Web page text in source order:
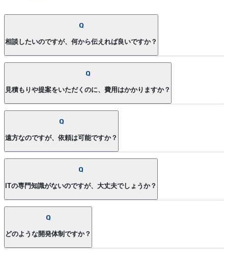
Q
相談したいのですが、何から伝えれば良いですか？
Q
見積もりや提案をいただくのに、費用はかかりますか？
Q
遠方なのですが、依頼は可能ですか？
Q
ITの専門知識がないのですが、大丈夫でしょうか？
Q
どのような開発体制ですか？